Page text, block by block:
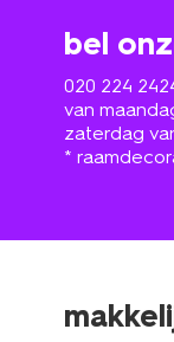
bel
020 224
van
zaterdag
*